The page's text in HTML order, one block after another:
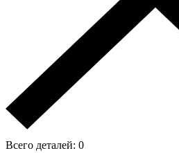
Всего деталей: 0